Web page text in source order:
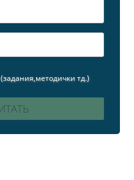
(задания,методички тд.)